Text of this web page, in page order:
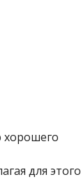
хорошего
для этого